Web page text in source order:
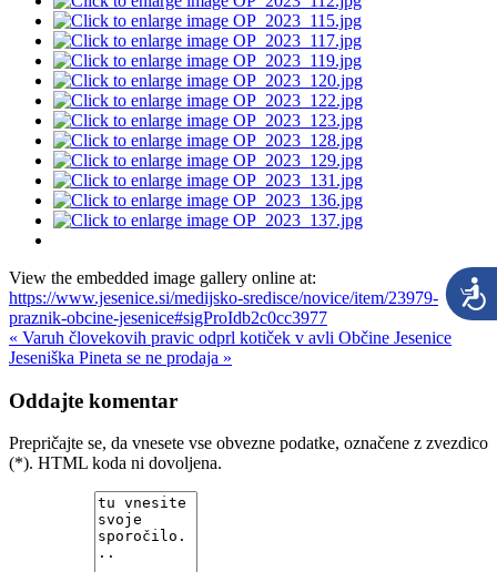
View the embedded image gallery online at:
https://www.jesenice.si/medijsko-sredisce/novice/item/23979-
praznik-obcine-jesenice#sigProIdb2c0cc3977
« Varuh človekovih pravic odprl kotiček v avli Občine Jesenice
Jeseniška Pineta se ne prodaja »
Oddajte komentar
Prepričajte se, da vnesete vse obvezne podatke, označene z zvezdico
(*). HTML koda ni dovoljena.